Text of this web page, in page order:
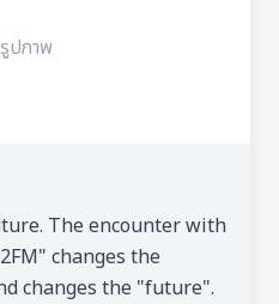
ปภาพ
The encounter with
changes the
changes the "future".